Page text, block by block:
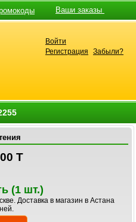
Ваши заказы
Войти
Регистрация
Забыли?
T
(1 шт.)
Доставка в магазин в Астана